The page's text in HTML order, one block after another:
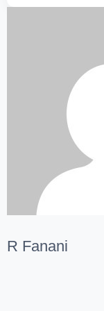
R Fanani